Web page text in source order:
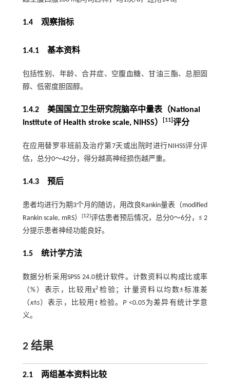
1.4 观察指标
1.4.1 基本资料
包括性别、年龄、合并症、空腹血糖、甘油三酯、总胆固
醇、低密度胆固醇。
1.4.2 美国国立卫生研究院脑卒中量表（National
Institute of Health stroke scale, NIHSS）
[11]评分
在应用替罗非班前及治疗第7天或出院时进行NIHSS评分评
估，总分0～42分，得分越高神经损伤越严重。
1.4.3 预后
患者均进行为期3个月的随访，用改良Rankin量表（modified
Rankin scale, mRS）
[12]评估患者预后情况，总分0～6分，≤ 2
分提示患者神经功能良好。
1.5 统计学方法
数据分析采用SPSS 24.0统计软件。计数资料以构成比或率
（%）表示，比较用χ2 检验；计量资料以均数±标准差
（ x±s）表示，比较用 t检验。P<0.05为差异有统计学意
义。
2 结果
2.1 两组基本资料比较